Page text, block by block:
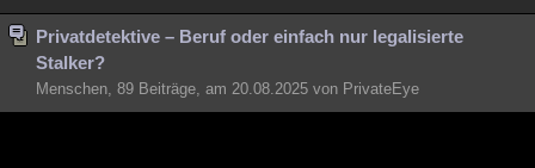
Privatdetektive – Beruf oder einfach nur legalisierte
Stalker?
Menschen, 89 Beiträge, am 20.08.2025 von PrivateEye